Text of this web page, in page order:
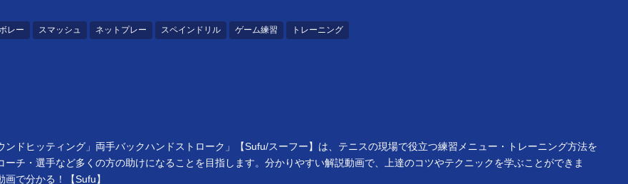
レー スマッシュ ネットプレー スペインドリル ゲーム練習 トレーニング
ドヒッティング」両手バックハンドストローク」【Sufu/スーフー】は、テニスの現場で役立つ練習メニュー・トレーニング方法を
チ・選手など多くの方の助けになることを目指します。分かりやすい解説動画で、上達のコツやテクニックを学ぶことができま
で分かる！【Sufu】